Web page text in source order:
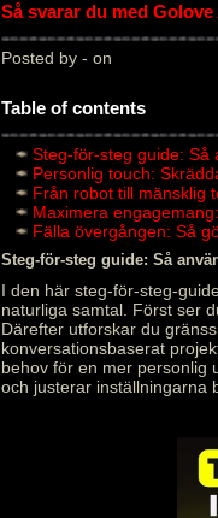
Så svarar du med
Posted by - on
Table of contents
Steg-för-steg guide: Så
Personlig touch:
Från robot till mänsklig
Maximera
Fälla övergången: Så
Steg-för-steg guide: Så
I den här steg-för-steg-
naturliga samtal. Först ser
Därefter utforskar du
konversationsbaserat
behov för en mer personlig
och justerar inställningarna